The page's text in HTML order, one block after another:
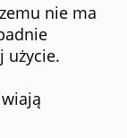
nie ma
użycie.